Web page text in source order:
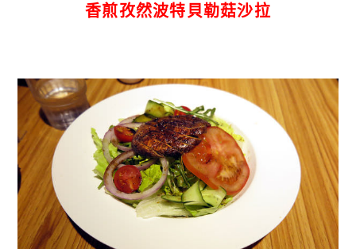
香煎孜然波特貝勒菇沙拉